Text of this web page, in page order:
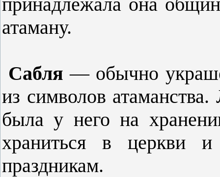
атаману.
Сабля— обычно
из символов
была у него на
храниться в церкви
праздникам.